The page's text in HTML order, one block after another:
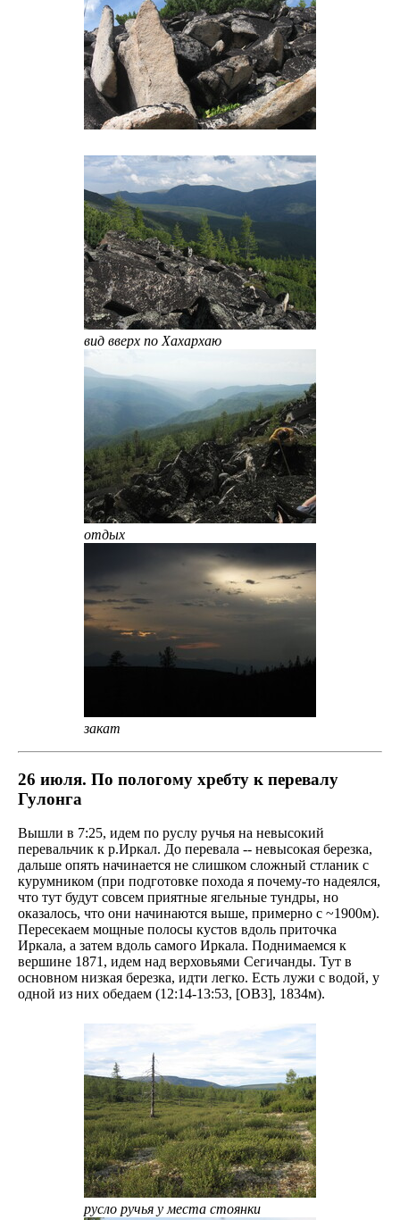
вид вверх по Хахархаю
отдых
закат
26 июля. По пологому хребту к перевалу
Гулонга
Вышли в 7:25, идем по руслу ручья на невысокий
перевальчик к р.Иркал. До перевала -- невысокая березка,
дальше опять начинается не слишком сложный стланик с
курумником (при подготовке похода я почему-то надеялся,
что тут будут совсем приятные ягельные тундры, но
оказалось, что они начинаются выше, примерно с ~1900м).
Пересекаем мощные полосы кустов вдоль приточка
Иркала, а затем вдоль самого Иркала. Поднимаемся к
вершине 1871, идем над верховьями Сегичанды. Тут в
основном низкая березка, идти легко. Есть лужи с водой, у
одной из них обедаем (12:14-13:53, [OB3], 1834м).
русло ручья у места стоянки